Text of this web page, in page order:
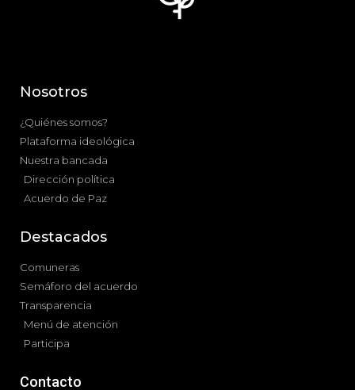
Nosotros
¿Quiénes somos?
Plataforma ideológica
Nuestra bancada
Dirección política
Acuerdo de Paz
Destacados
Comuneras
Semáforo del acuerdo
Transparencia
Menú de atención
Participa
Contacto